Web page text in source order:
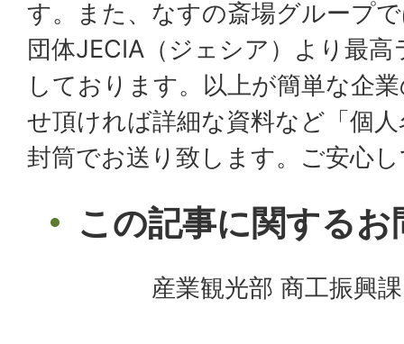
す。また、なすの斎場グループ
団体JECIA（ジェシア）より最
しております。以上が簡単な企
せ頂ければ詳細な資料など「個
封筒でお送り致します。ご安心
この記事に関する
産業観光部 商工振興